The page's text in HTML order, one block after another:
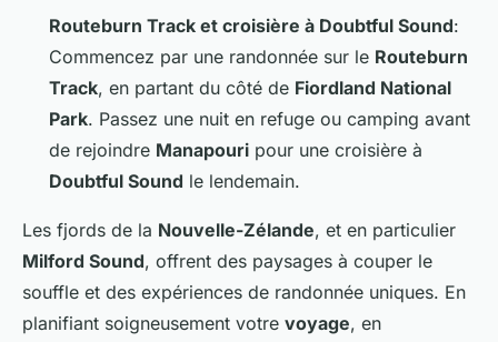
Routeburn Track et croisière à Doubtful Sound:
Commencez par une randonnée sur le Routeburn
Track, en partant du côté de Fiordland National
Park. Passez une nuit en refuge ou camping avant
de rejoindre Manapouri pour une croisière à
Doubtful Sound le lendemain.
Les fjords de la Nouvelle-Zélande, et en particulier
Milford Sound, offrent des paysages à couper le
souffle et des expériences de randonnée uniques. En
planifiant soigneusement votre voyage, en